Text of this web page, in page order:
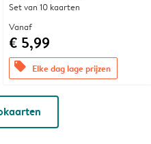
Set van 10 kaarten
Vanaf
€ 5,99
offers Elke dag lage prijzen